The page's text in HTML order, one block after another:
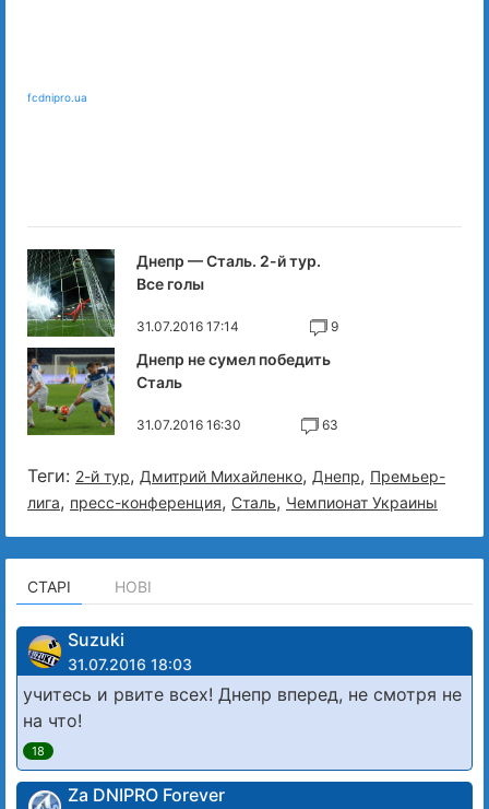
fcdnipro.ua
Днепр — Сталь. 2-й тур.
Все голы
31.07.2016 17:14 9
Днепр не сумел победить
Сталь
31.07.2016 16:30 63
Теги: 2-й тур, Дмитрий Михайленко, Днепр, Премьер-
лига, пресс-конференция, Сталь, Чемпионат Украины
СТАРІ НОВІ
Suzuki
31.07.2016 18:03
учитесь и рвите всех! Днепр вперед, не смотря не
на что!
18
Za DNIPRO Forever